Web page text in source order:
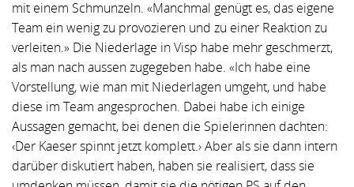
mit einem Schmunzeln. «Manchmal genügt es, das eigene
Team ein wenig zu provozieren und zu einer Reaktion zu
verleiten.» Die Niederlage in Visp habe mehr geschmerzt,
als man nach aussen zugegeben habe. «Ich habe eine
Vorstellung, wie man mit Niederlagen umgeht, und habe
diese im Team angesprochen. Dabei habe ich einige
Aussagen gemacht, bei denen die Spielerinnen dachten:
‹Der Kaeser spinnt jetzt komplett.› Aber als sie dann intern
darüber diskutiert haben, haben sie realisiert, dass sie